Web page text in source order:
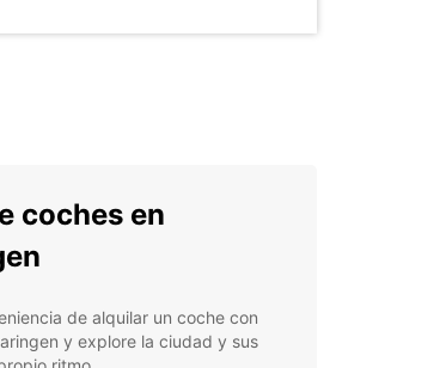
coches en
de alquilar un coche con
y explore la ciudad y sus